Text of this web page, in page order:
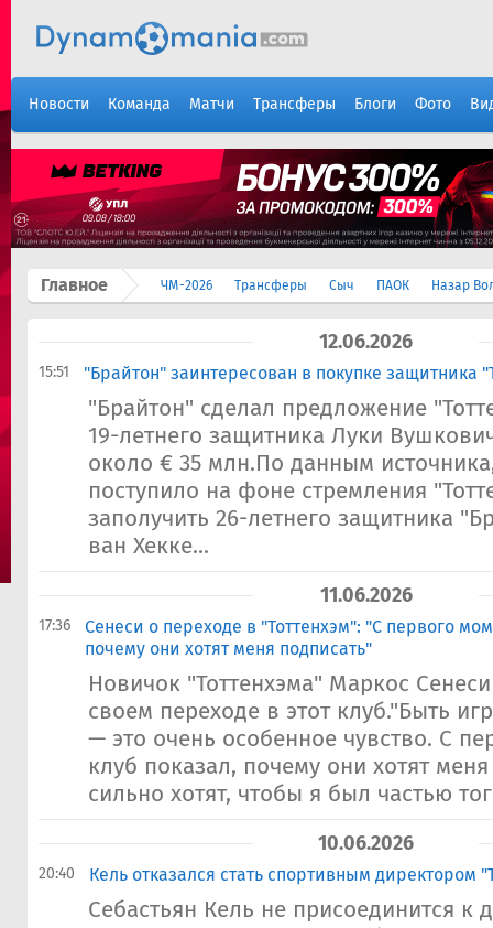
Новости Команда Матчи Трансферы Блоги Фото
Главное ЧМ-2026 Трансферы Сыч ПАОК Назар
12.06.2026
15:51 "Брайтон" заинтересован в покупке защитника
"Брайтон" сделал предложение
19-летнего защитника Луки
около € 35 млн.По данным
поступило на фоне стремления
заполучить 26-летнего защитника
ван Хекке...
11.06.2026
17:36
Сенеси о переходе в "Тоттенхэм": "С первого
почему они хотят меня подписать"
Новичок "Тоттенхэма" Маркос
своем переходе в этот клуб."Быть
— это очень особенное чувство. С
клуб показал, почему они хотят
сильно хотят, чтобы я был частью
10.06.2026
20:40 Кель отказался стать спортивным директором
Себастьян Кель не присоединится к